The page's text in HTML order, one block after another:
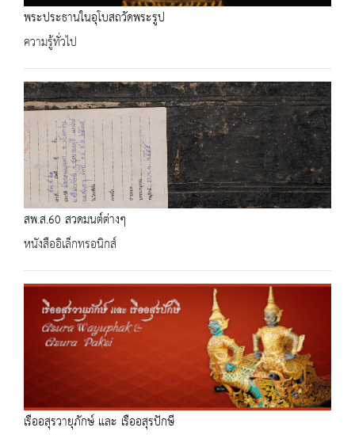
พระประธานในอุโบสถวัดพระรูป
ความรู้ทั่วไป
สพ.ส.60 สวดมนต์ต่างๆ
หนังสืออิเล็กทรอนิกส์
เรืออสุรวายุภักษ์ และ เรืออสุรปักษี